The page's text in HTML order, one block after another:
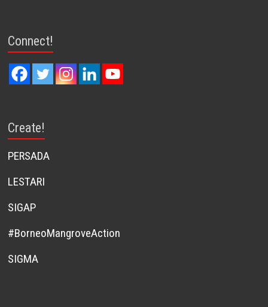
Connect!
Create!
PERSADA
LESTARI
SIGAP
#BorneoMangroveAction
SIGMA